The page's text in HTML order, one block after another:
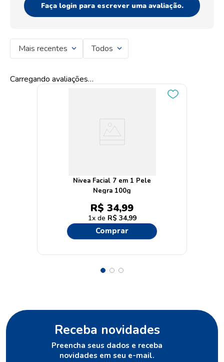
Faça login para escrever uma avaliação.
Mais recentes Todos
Carregando avaliações…
Nivea Facial 7 em 1 Pele
Negra 100g
R$ 34,99
1 R$ 34,99
Comprar
Receba novidades
Preencha seus dados e receba
novidades em seu e-mail.